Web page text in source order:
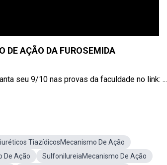
DE AÇÃO DA FUROSEMIDA
seu 9/10 nas provas da faculdade no link: ...
TiazídicosMecanismo De Ação
De Ação
SulfonilureiaMecanismo De Ação